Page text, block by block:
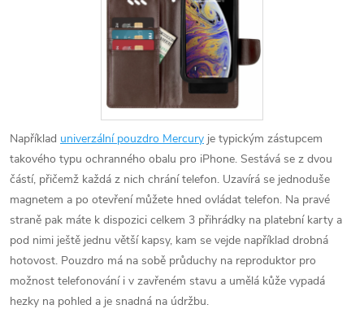
Například univerzální pouzdro Mercury je typickým zástupcem
takového typu ochranného obalu pro iPhone. Sestává se z dvou
částí, přičemž každá z nich chrání telefon. Uzavírá se jednoduše
magnetem a po otevření můžete hned ovládat telefon. Na pravé
straně pak máte k dispozici celkem 3 přihrádky na platební karty a
pod nimi ještě jednu větší kapsy, kam se vejde například drobná
hotovost. Pouzdro má na sobě průduchy na reproduktor pro
možnost telefonování i v zavřeném stavu a umělá kůže vypadá
hezky na pohled a je snadná na údržbu.